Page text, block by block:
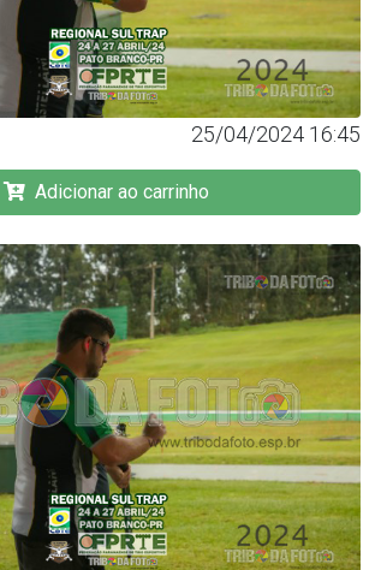
25/04/2024 16:45
Adicionar ao carrinho